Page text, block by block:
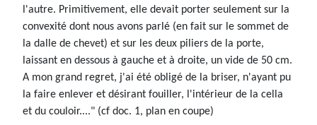
l'autre. Primitivement, elle devait porter seulement sur la
convexité dont nous avons parlé (en fait sur le sommet de
la dalle de chevet) et sur les deux piliers de la porte,
laissant en dessous à gauche et à droite, un vide de 50 cm.
A mon grand regret, j'ai été obligé de la briser, n'ayant pu
la faire enlever et désirant fouiller, l'intérieur de la cella
et du couloir...." (cf doc. 1, plan en coupe)